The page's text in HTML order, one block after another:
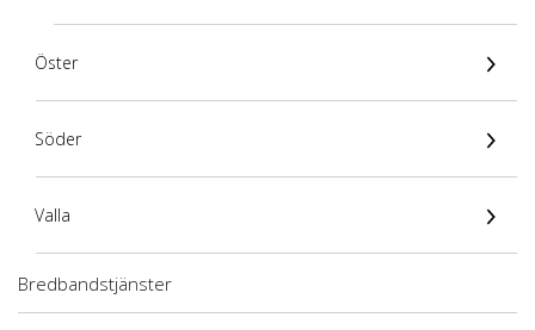
Öster
Söder
Valla
Bredbandstjänster